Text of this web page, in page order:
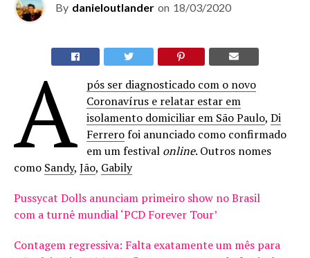
By danieloutlander on 18/03/2020
A
pós ser diagnosticado com o novo
Coronavírus e relatar estar em
isolamento domiciliar em São Paulo,Di
Ferrerofoi anunciado como confirmado
em um festival online. Outros nomes
como Sandy, Jão, Gabily
Pussycat Dolls anunciam primeiro show no Brasil
com a turnê mundial ‘PCD Forever Tour’
Contagem regressiva: Falta exatamente um mês para